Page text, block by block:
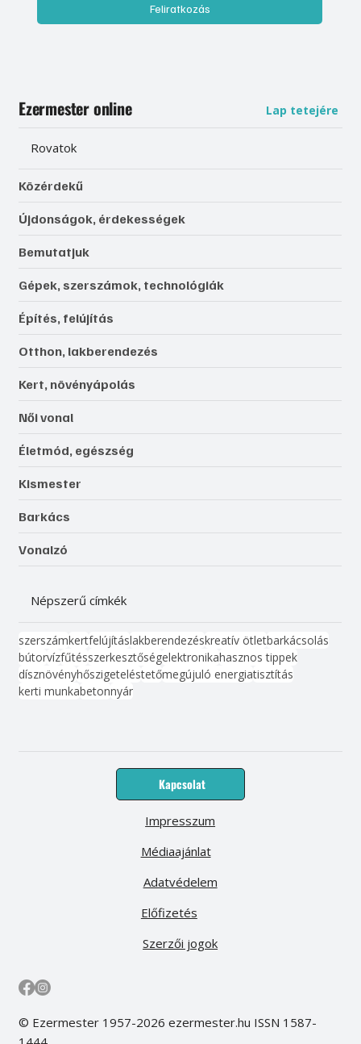
Feliratkozás
Ezermester online Lap tetejére
Rovatok
Közérdekű
Újdonságok, érdekességek
Bemutatjuk
Gépek, szerszámok, technológiák
Építés, felújítás
Otthon, lakberendezés
Kert, növényápolás
Női vonal
Életmód, egészség
Kismester
Barkács
Vonalzó
Népszerű címkék
szerszámkertfelújításlakberendezéskreatív ötletbarkácsolás
bútorvízfűtésszerkesztőségelektronikahasznos tippek
dísznövényhőszigeteléstetőmegújuló energiatisztítás
kerti munkabetonnyár
Kapcsolat
Médiaajánlat
Előfizetés
Impresszum
Adatvédelem
Szerzői jogok
© Ezermester 1957-2026 ezermester.hu ISSN 1587-